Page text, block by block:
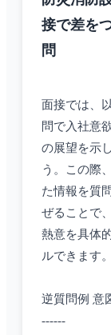
接で差を
問
面接では、
問で入社意
の展望を示
う。この際
た情報を質
ぜることで
熱意を具体
ルできます。
逆質問例 意
------